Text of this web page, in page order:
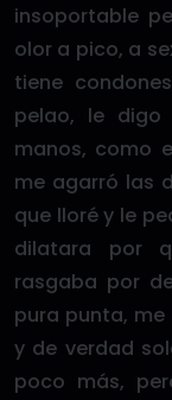
insoportable
olor a pico, a
tiene
pelao, le
manos, como
me agarró las
que lloré y le
dilatara por
rasgaba por
pura punta,
y de verdad
poco más,